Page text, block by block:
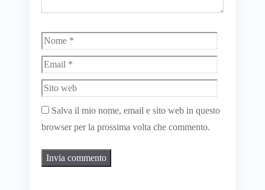
Nome
web
Salva il mio nome, email e sito web in questo
browser per la prossima volta che commento.